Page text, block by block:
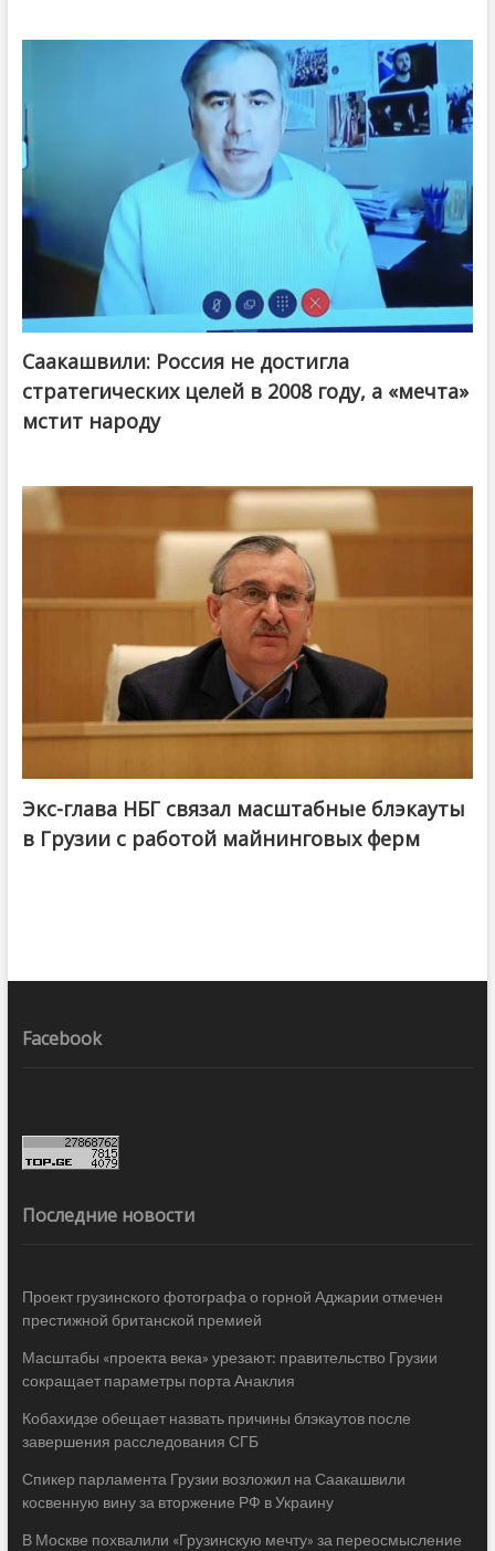
Саакашвили: Россия не достигла
стратегических целей в 2008 году, а «мечта»
мстит народу
Экс-глава НБГ связал масштабные блэкауты
в Грузии с работой майнинговых ферм
Facebook
Последние новости
Проект грузинского фотографа о горной Аджарии отмечен
престижной британской премией
Масштабы «проекта века» урезают: правительство Грузии
сокращает параметры порта Анаклия
Кобахидзе обещает назвать причины блэкаутов после
завершения расследования СГБ
Спикер парламента Грузии возложил на Саакашвили
косвенную вину за вторжение РФ в Украину
В Москве похвалили «Грузинскую мечту» за переосмысление